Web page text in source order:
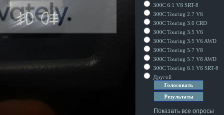
300C 6.1 V8 SRT-8
300C Touring 2.7 V6
300C Touring 3.0 CRD
300C Touring 3.5 V6
300C Touring 3.5 V6 AWD
300C Touring 5.7 V8
300C Touring 5.7 V8 AWD
300C Touring 6.1 V8 SRT-8
Другой
Показать все опросы